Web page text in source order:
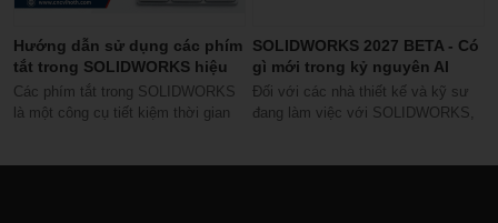
Hướng dẫn sử dụng các phím
tắt trong SOLIDWORKS hiệu
quả
Các phím tắt trong SOLIDWORKS
là một công cụ tiết kiệm thời gian
SOLIDWORKS 2027 BETA - Có
gì mới trong kỷ nguyên AI
Đối với các nhà thiết kế và kỹ sư
đang làm việc với SOLIDWORKS,